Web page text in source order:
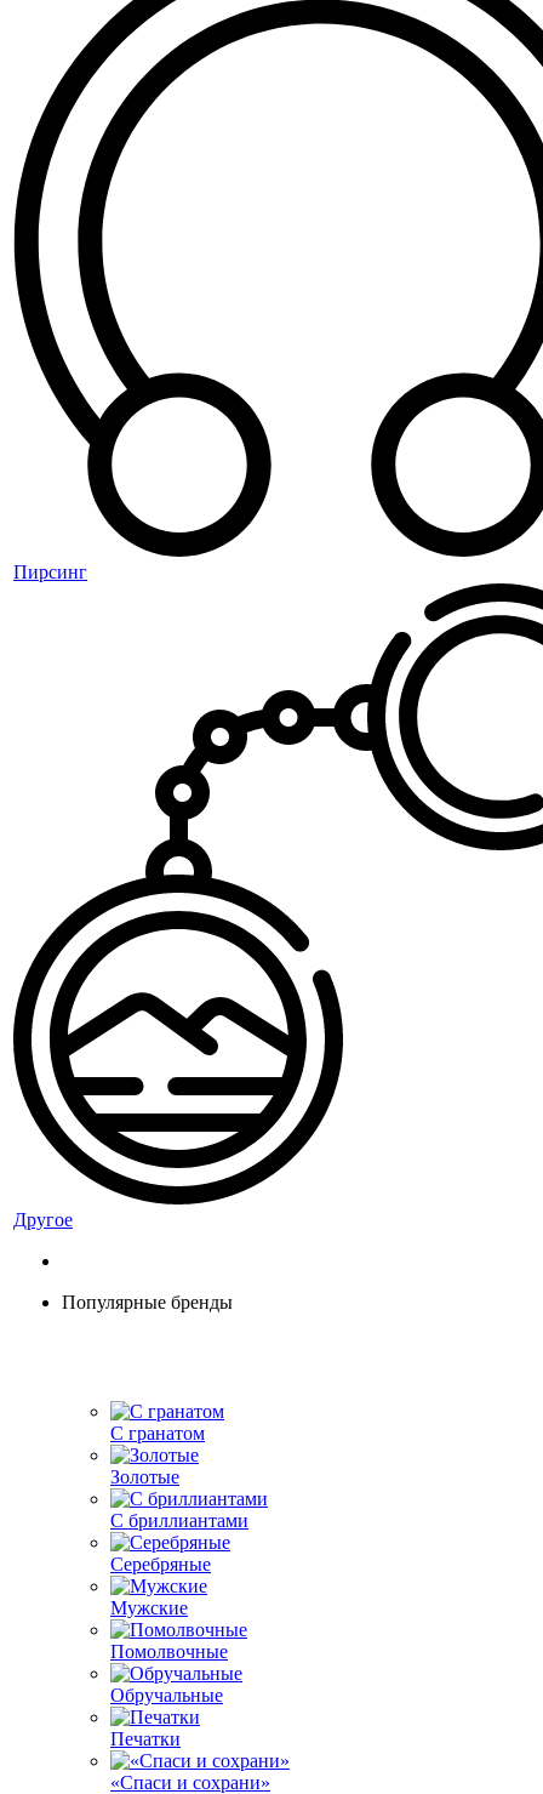
Пирсинг
Другое
Популярные бренды
С гранатом
Золотые
С бриллиантами
Серебряные
Мужские
Помолвочные
Обручальные
Печатки
«Спаси и сохрани»